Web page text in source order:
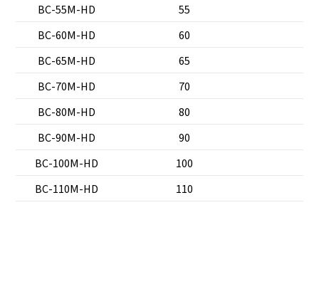
BC-55M-HD
55
BC-60M-HD
60
BC-65M-HD
65
BC-70M-HD
70
BC-80M-HD
80
BC-90M-HD
90
BC-100M-HD
100
BC-110M-HD
110